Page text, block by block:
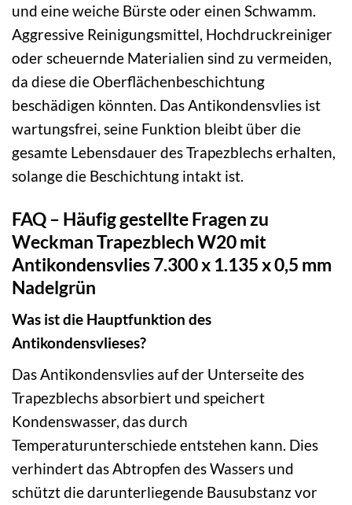
und eine weiche Bürste oder einen Schwamm.
Aggressive Reinigungsmittel, Hochdruckreiniger
oder scheuernde Materialien sind zu vermeiden,
da diese die Oberflächenbeschichtung
beschädigen könnten. Das Antikondensvlies ist
wartungsfrei, seine Funktion bleibt über die
gesamte Lebensdauer des Trapezblechs erhalten,
solange die Beschichtung intakt ist.
FAQ – Häufig gestellte Fragen zu
Weckman Trapezblech W20 mit
Antikondensvlies 7.300 x 1.135 x 0,5 mm
Nadelgrün
Was ist die Hauptfunktion des
Antikondensvlieses?
Das Antikondensvlies auf der Unterseite des
Trapezblechs absorbiert und speichert
Kondenswasser, das durch
Temperaturunterschiede entstehen kann. Dies
verhindert das Abtropfen des Wassers und
schützt die darunterliegende Bausubstanz vor